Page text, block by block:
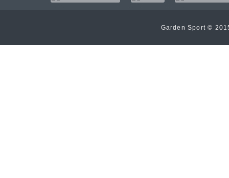
Garden Sport ©